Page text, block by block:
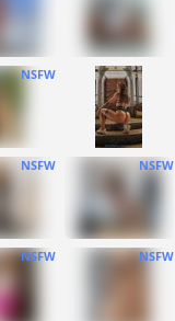
NSFW
NSFW NSFW
NSFW NSFW